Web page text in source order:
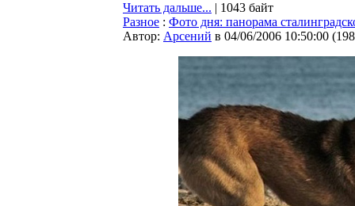
Читать дальше... | 1043 байт
Разное : Фото дня: панорама
Автор: Арсений в 04/06/2006 10:50:00 (